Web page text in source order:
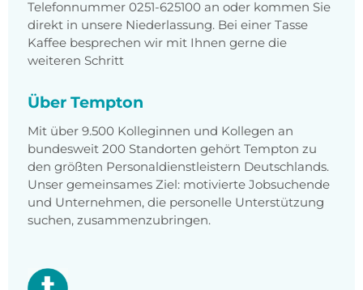
Telefonnummer 0251-625100 an oder kommen Sie
direkt in unsere Niederlassung. Bei einer Tasse
Kaffee besprechen wir mit Ihnen gerne die
weiteren Schritt
Über Tempton
Mit über 9.500 Kolleginnen und Kollegen an
bundesweit 200 Standorten gehört Tempton zu
den größten Personaldienstleistern Deutschlands.
Unser gemeinsames Ziel: motivierte Jobsuchende
und Unternehmen, die personelle Unterstützung
suchen, zusammenzubringen.